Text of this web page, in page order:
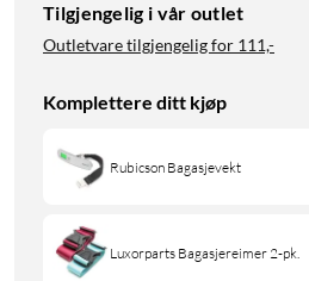
Tilgjengelig i vår outlet
Outletvare tilgjengelig for 111,-
Komplettere ditt kjøp
Rubicson Bagasjevekt
Luxorparts Bagasjereimer 2-pk.